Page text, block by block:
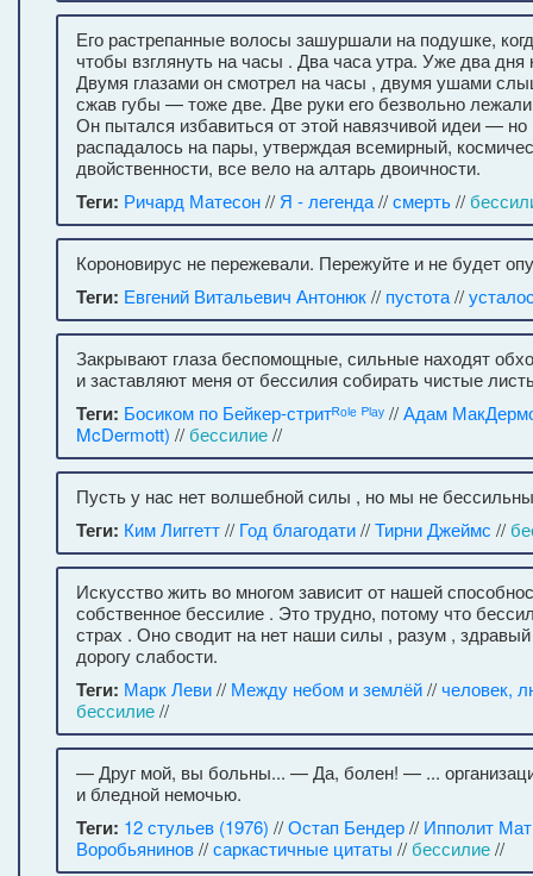
Его растрепанные волосы зашуршали на подушке,
чтобы взглянуть на часы . Два часа утра. Уже два дня
Двумя глазами он смотрел на часы , двумя ушами
сжав губы — тоже две. Две руки его безвольно лежали
Он пытался избавиться от этой навязчивой идеи — но
распадалось на пары, утверждая всемирный,
двойственности, все вело на алтарь двоичности.
Теги: Ричард Матесон// Я - легенда//смерть//
Короновирус не пережевали. Пережуйте и не будет
Теги: Евгений Витальевич Антонюк// пустота//
Закрывают глаза беспомощные, сильные находят
и заставляют меня от бессилия собирать чистые
Теги: Босиком по Бейкер-стритᴿᵒˡᵉ ᴾˡᵃʸ//Адам
McDermott) //бессилие//
Пусть у нас нет волшебной силы , но мы не
Теги: Ким Лиггетт// Год благодати//Тирни Джеймс //
Искусство жить во многом зависит от нашей
собственное бессилие . Это трудно, потому что
страх . Оно сводит на нет наши силы , разум ,
дорогу слабости.
Теги: Марк Леви// Между небом и землёй//человек,
бессилие//
— Друг мой, вы больны... — Да, болен! — ...
и бледной немочью.
Теги: 12 стульев (1976) //Остап Бендер// Ипполит
Воробьянинов//саркастичные цитаты //бессилие//